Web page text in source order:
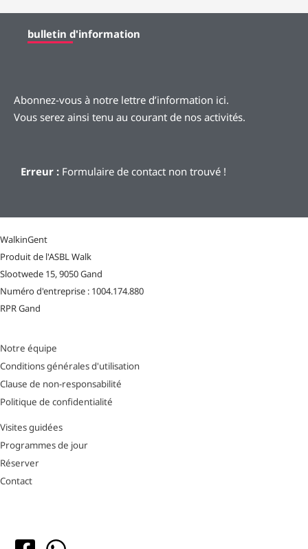
bulletin d'information
Abonnez-vous à notre lettre d’information ici.
Vous serez ainsi tenu au courant de nos activités.
Erreur : Formulaire de contact non trouvé !
WalkinGent
Produit de l'ASBL Walk
Slootwede 15, 9050 Gand
Numéro d'entreprise : 1004.174.880
RPR Gand
Notre équipe
Conditions générales d'utilisation
Clause de non-responsabilité
Politique de confidentialité
Visites guidées
Programmes de jour
Réserver
Contact